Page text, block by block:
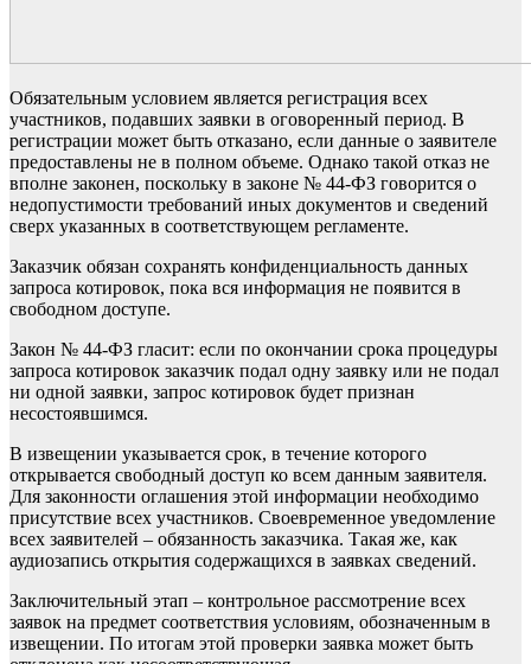
Обязательным условием является регистрация всех
участников, подавших заявки в оговоренный период. В
регистрации может быть отказано, если данные о заявителе
предоставлены не в полном объеме. Однако такой отказ не
вполне законен, поскольку в законе № 44-ФЗ говорится о
недопустимости требований иных документов и сведений
сверх указанных в соответствующем регламенте.
Заказчик обязан сохранять конфиденциальность данных
запроса котировок, пока вся информация не появится в
свободном доступе.
Закон № 44-ФЗ гласит: если по окончании срока процедуры
запроса котировок заказчик подал одну заявку или не подал
ни одной заявки, запрос котировок будет признан
несостоявшимся.
В извещении указывается срок, в течение которого
открывается свободный доступ ко всем данным заявителя.
Для законности оглашения этой информации необходимо
присутствие всех участников. Своевременное уведомление
всех заявителей – обязанность заказчика. Такая же, как
аудиозапись открытия содержащихся в заявках сведений.
Заключительный этап – контрольное рассмотрение всех
заявок на предмет соответствия условиям, обозначенным в
извещении. По итогам этой проверки заявка может быть